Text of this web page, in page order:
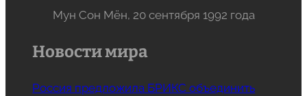
Мун Сон Мён, 20 сентября 1992 года
Новости мира
Россия предложила БРИКС объединить